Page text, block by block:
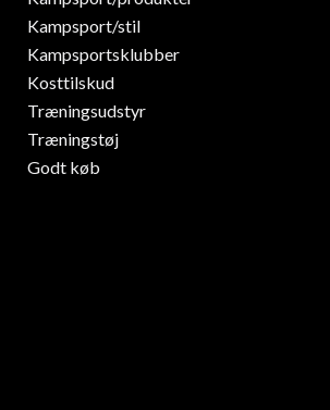
Kampsport/stil
Kampsportsklubber
Kosttilskud
Træningsudstyr
Træningstøj
Godt køb